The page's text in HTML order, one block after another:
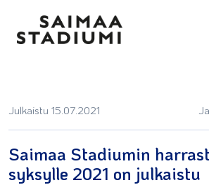
Julkaistu 15.07.2021
Saimaa Stadiumin
syksylle 2021 on julkaistu